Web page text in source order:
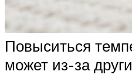
Повыситься
может из-за